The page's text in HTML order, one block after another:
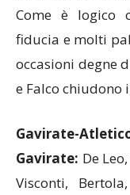
fiducia e molti
occasioni degne
e Falco chiudono
Gavirate:De
Visconti,
Fagnani (dal